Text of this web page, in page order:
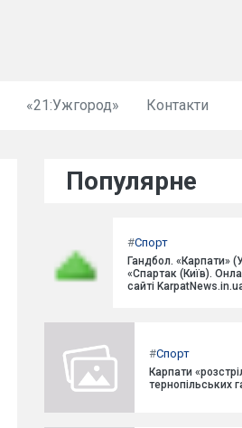
«21:Ужгород» Контакти
Популярне
#Спорт
Гандбол. «Карпати»
«Спартак (Київ).
сайті
#Спорт
Карпати
тернопільських